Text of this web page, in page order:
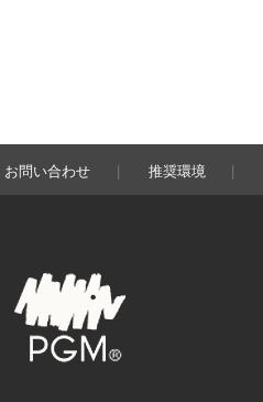
お問い合わせ 推奨環境